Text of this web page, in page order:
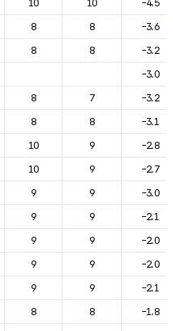
10 10
-4.5
8 8
-3.6
8 8
-3.2
-3.0
8 7
-3.2
8 8
-3.1
10 9
-2.8
10 9
-2.7
9 9
-3.0
9 9
-2.1
9 9
-2.0
9 9
-2.0
9 9
-2.1
8 8
-1.8